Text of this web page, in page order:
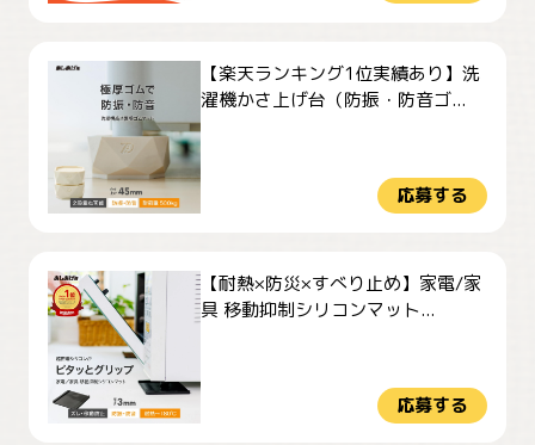
【楽天ランキング1位実績あり】洗
濯機かさ上げ台（防振・防音ゴ...
応募する
【耐熱×防災×すべり止め】家電/家
具 移動抑制シリコンマット...
応募する